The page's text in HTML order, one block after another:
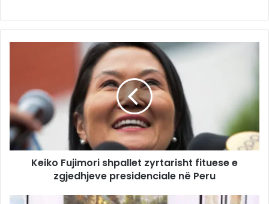
Keiko Fujimori shpallet zyrtarisht fituese e
zgjedhjeve presidenciale në Peru